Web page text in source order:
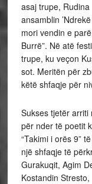
asaj trupe,
ansamblin
mori vendin e
Burrë”. Në atë
trupe, ku veçon
sot. Meritën për
këtë shfaqje për
Sukses tjetër
për nder të poetit
“Takimi i orës 9”
një shfaqje të
Gurakuqit, Agim
Kostandin